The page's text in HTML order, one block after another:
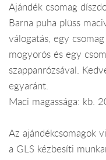
Ajándék csomag
Barna puha plüss
válogatás, egy
mogyorós és egy
szappanrózsával.
egyaránt.
Maci magassága: kb.
Az ajándékcsomagok
a GLS kézbesíti